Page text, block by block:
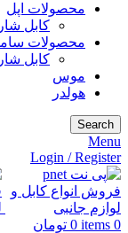
محصولات اپل
کابل
محصولات
کابل
موس
هولدر
Search
Menu
Login / Register
0
items
0 تومان